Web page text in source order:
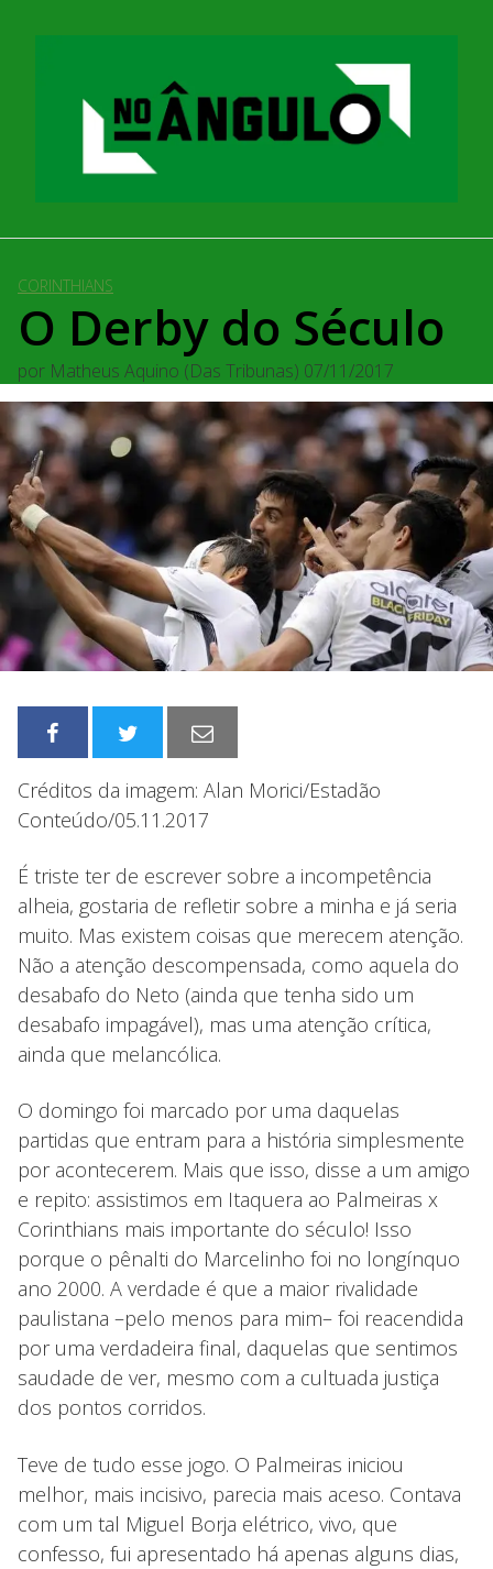
CORINTHIANS
O Derby do Século
por Matheus Aquino (Das Tribunas) 07/11/2017
Créditos da imagem: Alan Morici/Estadão
Conteúdo/05.11.2017
É triste ter de escrever sobre a incompetência
alheia, gostaria de refletir sobre a minha e já seria
muito. Mas existem coisas que merecem atenção.
Não a atenção descompensada, como aquela do
desabafo do Neto (ainda que tenha sido um
desabafo impagável), mas uma atenção crítica,
ainda que melancólica.
O domingo foi marcado por uma daquelas
partidas que entram para a história simplesmente
por acontecerem. Mais que isso, disse a um amigo
e repito: assistimos em Itaquera ao Palmeiras x
Corinthians mais importante do século! Isso
porque o pênalti do Marcelinho foi no longínquo
ano 2000. A verdade é que a maior rivalidade
paulistana –pelo menos para mim– foi reacendida
por uma verdadeira final, daquelas que sentimos
saudade de ver, mesmo com a cultuada justiça
dos pontos corridos.
Teve de tudo esse jogo. O Palmeiras iniciou
melhor, mais incisivo, parecia mais aceso. Contava
com um tal Miguel Borja elétrico, vivo, que
confesso, fui apresentado há apenas alguns dias,